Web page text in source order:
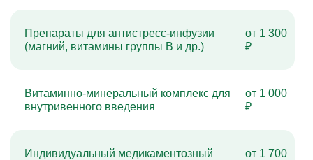
Препараты для антистресс-инфузии
(магний, витамины группы B и др.)
от 1 300
₽
Витаминно-минеральный комплекс для
внутривенного введения
от 1 000
₽
Индивидуальный медикаментозный
от 1 700